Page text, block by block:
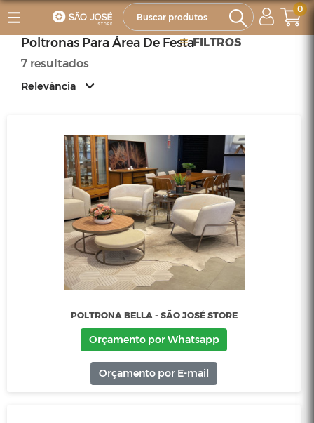
0
Poltronas Para Área De Festa
7 resultados
Relevância
Mais Vendidos
Menor Preço
Maior Preço
Ordem Alfabética
FILTROS
POLTRONA BELLA - SÃO JOSÉ STORE
Orçamento por Whatsapp